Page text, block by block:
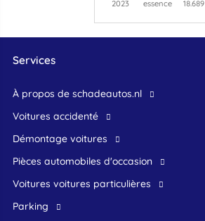
2023 essence 18.689
Services
À propos de schadeautos.nl
Voitures accidenté
Démontage voitures
Pièces automobiles d'occasion
voitures voitures particulières
Parking